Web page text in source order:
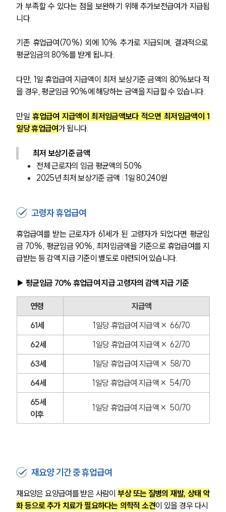
가 부족할 수 있다는 점을 보완하기 위해 추가보전급여가 지급됩
니다.
기존 휴업급여(70%) 외에 10% 추가로 지급되며, 결과적으로
평균임금의 80%를 받게 됩니다.
다만, 1일 휴업급여 지급액이 최저 보상기준 금액의 80%보다 적
을 경우, 평균임금 90%에 해당하는 금액을 지급할 수 있습니다.
만일 휴업급여 지급액이 최저임금액보다 적으면 최저임금액이 1
일당 휴업급여가 됩니다.
최저 보상기준 금액
전체 근로자의 임금 평균액의 50%
2025년 최저 보상기준 금액 : 1일 80,240원
고령자 휴업급여
휴업급여를 받는 근로자가 61세가 된 고령자가 되었다면 평균임
금 70%, 평균임금 90%, 최저임금액을 기준으로 휴업급여를 지
급받는 등 감액 지급 기준이 별도로 마련되어 있습니다.
▶ 평균임금 70% 휴업급여 지급 고령자의 감액 지급 기준
연령
지급액
61세
1일당 휴업급여 지급액 ×  66/70
62세
1일당 휴업급여 지급액 ×  62/70
63세
1일당 휴업급여 지급액 ×  58/70
64세
1일당 휴업급여 지급액 ×  54/70
65세
이후
1일당 휴업급여 지급액 ×  50/70
재요양 기간 중 휴업급여
재요양은 요양급여를 받은 사람이 부상 또는 질병의 재발, 상태 악
화 등으로 추가 치료가 필요하다는 의학적 소견이 있을 경우 다시